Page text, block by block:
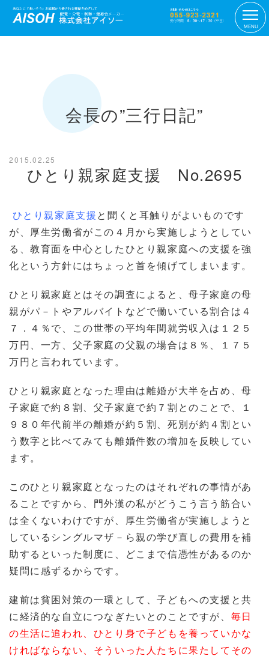
MENU
会長の”三行日記”
2015.02.25
ひとり親家庭支援 No.2695
ひとり親家庭支援と聞くと耳触りがよいものです
が、厚生労働省がこの４月から実施しようとしてい
る、教育面を中心としたひとり親家庭への支援を強
化という方針にはちょっと首を傾げてしまいます。
ひとり親家庭とはその調査によると、母子家庭の母
親がパ－トやアルバイトなどで働いている割合は４
７．４％で、この世帯の平均年間就労収入は１２５
万円、一方、父子家庭の父親の場合は８％、１７５
万円と言われています。
ひとり親家庭となった理由は離婚が大半を占め、母
子家庭で約８割、父子家庭で約７割とのことで、１
９８０年代前半の離婚が約５割、死別が約４割とい
う数字と比べてみても離婚件数の増加を反映してい
ます。
このひとり親家庭となったのはそれぞれの事情があ
ることですから、門外漢の私がどうこう言う筋合い
は全くないわけですが、厚生労働省が実施しようと
しているシングルマザ－ら親の学び直しの費用を補
助するといった制度に、どこまで信憑性があるのか
疑問に感ずるからです。
建前は貧困対策の一環として、子どもへの支援と共
に経済的な自立につなぎたいとのことですが、 毎日
の生活に追われ、ひとり身で子どもを養っていかな
ければならない、そういった人たちに果たしてその